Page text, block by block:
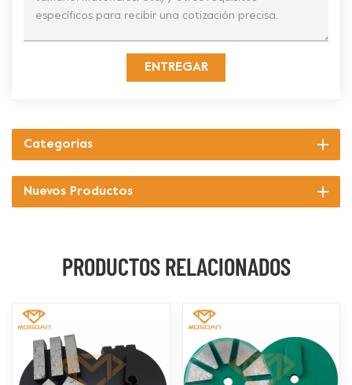
ENTREGAR
Categorías
Nuevos Productos
PRODUCTOS RELACIONADOS